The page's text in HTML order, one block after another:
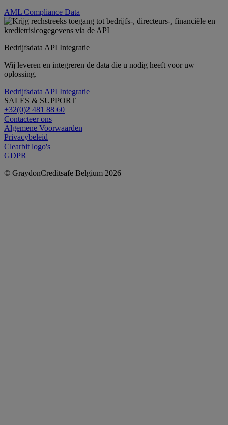
AML Compliance Data
Bedrijfsdata API Integratie
Wij leveren en integreren de data die u nodig heeft voor uw
oplossing.
Bedrijfsdata API Integratie
SALES & SUPPORT
+32(0)2 481 88 60
Contacteer ons
Algemene Voorwaarden
Privacybeleid
Clearbit logo's
GDPR
© GraydonCreditsafe Belgium 2026